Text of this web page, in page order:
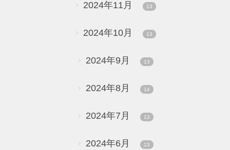
2024年11月 13
2024年10月 13
2024年9月 13
2024年8月 14
2024年7月 13
2024年6月 13